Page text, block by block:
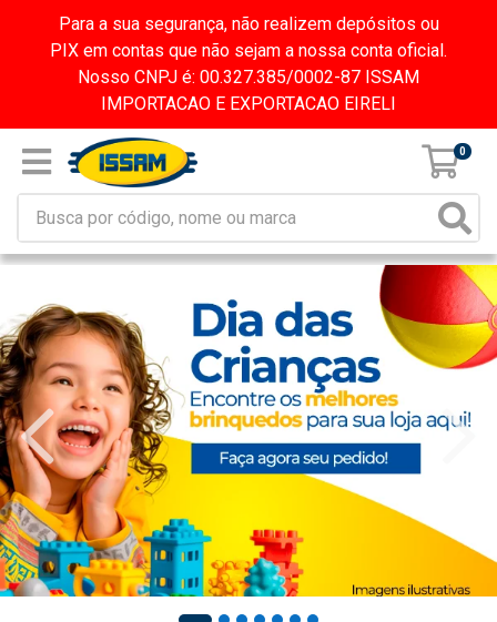
Para a sua segurança, não realizem depósitos ou
PIX em contas que não sejam a nossa conta oficial.
Nosso CNPJ é: 00.327.385/0002-87 ISSAM
IMPORTACAO E EXPORTACAO EIRELI
0